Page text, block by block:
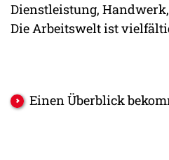
Dienstleistung,
Die Arbeitswelt ist
Einen Überblick